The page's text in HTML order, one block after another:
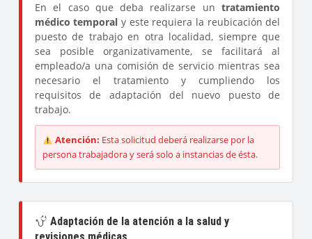
En el caso que deba realizarse untratamiento
médico temporal y este requiera la reubicación del
puesto de trabajo en otra localidad, siempre que
sea posible organizativamente, se facilitará al
empleado/a una comisión de servicio mientras sea
necesario el tratamiento y cumpliendo los
requisitos de adaptación del nuevo puesto de
trabajo.
Atención: Esta solicitud deberá realizarse por la
persona trabajadora y será solo a instancias de ésta.
Adaptación de la atención a la salud y